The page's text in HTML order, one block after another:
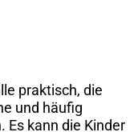
praktisch, die
und häufig
Es kann die Kinder